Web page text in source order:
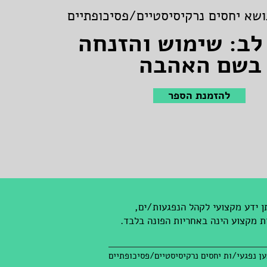
להזמנת הספר
יחסים נרקיסיסטיים/פסיכופתיים
שימוש והזנחה
בשם האהבה
ידע מקצועי לקהל הנפגעות/ים,
מקצוע הינה באחריות הפונה בלבד.
נפגעי/ות יחסים נרקיסיסטיים/פסיכופתיים